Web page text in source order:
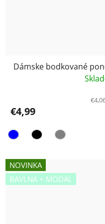
Dámske bodkované
€4,99
NOVINKA
BAVLNA + MODAL